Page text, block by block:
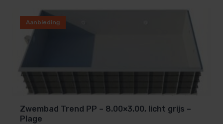
Aanbieding
Zwembad Trend PP – 8.00×3.00, licht grijs –
Plage